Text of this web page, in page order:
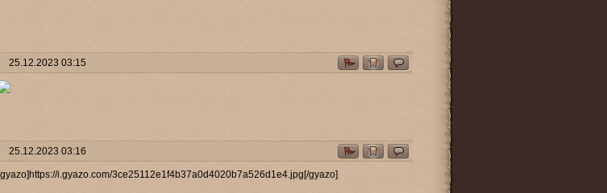
25.12.2023 03:15
25.12.2023 03:16
[gyazo]https://i.gyazo.com/3ce25112e1f4b37a0d4020b7a526d1e4.jpg[/gyazo]